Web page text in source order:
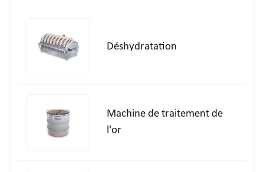
Déshydratation
Machine de traitement de
l'or